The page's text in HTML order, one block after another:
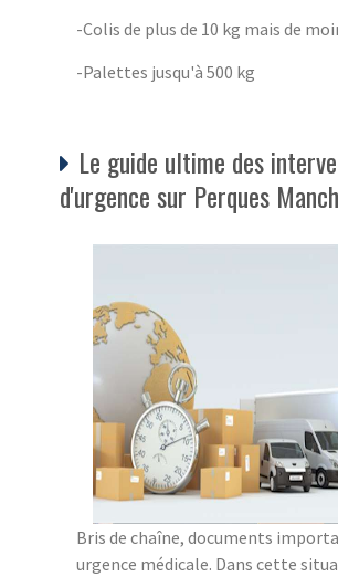
-Colis de plus de 10 kg mais de
-Palettes jusqu'à 500 kg
Le guide ultime des
d'urgence sur Perques
Bris de chaîne, documents
urgence médicale. Dans cette